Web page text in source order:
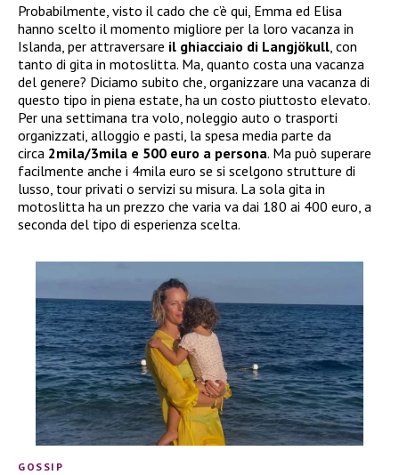
Probabilmente, visto il cado che c’è qui, Emma ed Elisa
hanno scelto il momento migliore per la loro vacanza in
Islanda, per attraversare il ghiacciaio di Langjökull , con
tanto di gita in motoslitta. Ma, quanto costa una vacanza
del genere? Diciamo subito che, organizzare una vacanza di
questo tipo in piena estate, ha un costo piuttosto elevato.
Per una settimana tra volo, noleggio auto o trasporti
organizzati, alloggio e pasti, la spesa media parte da
circa 2mila/3mila e 500 euro a persona. Ma può superare
facilmente anche i 4mila euro se si scelgono strutture di
lusso, tour privati o servizi su misura. La sola gita in
motoslitta ha un prezzo che varia va dai 180 ai 400 euro, a
seconda del tipo di esperienza scelta.
GOSSIP